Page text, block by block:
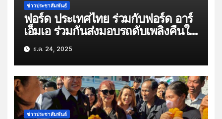
ข่าวประชาสัมพันธ์
ฟอร์ด ประเทศไทย ร่วมกับฟอร์ด อาร์
เอ็มเอ ร่วมกันส่งมอบรถดับเพลิงคืนให้
แก่ผู้แทนชุมชนคลองเตย ภายหลังการ
สนับสนุนซ่อมบำรุงและดูแลด้าน
เซอร์วิสให้กับรถดับเพลิงของชุมชน
คลองเตย
ธ.ค. 24, 2025
ข่าวประชาสัมพันธ์